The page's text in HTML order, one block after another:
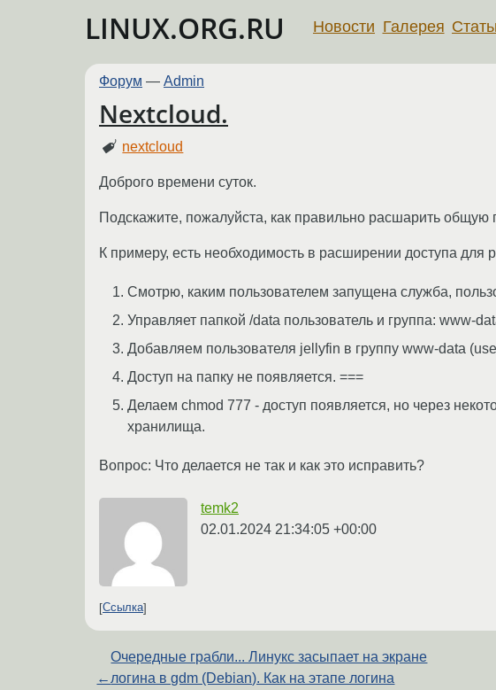
LINUX.ORG.RU Новости Галерея
Форум — Admin
Nextcloud.
nextcloud
Доброго времени суток.
Подскажите, пожалуйста, как правильно расшарить общую
К примеру, есть необходимость в расширении доступа для
Смотрю, каким пользователем запущена служба,
Управляет папкой /data пользователь и группа: www-
Добавляем пользователя jellyfin в группу www-data
Доступ на папку не появляется. ===
Делаем chmod 777 - доступ появляется, но через
хранилища.
Вопрос: Что делается не так и как это исправить?
temk2
02.01.2024 21:34:05 +00:00
Ссылка
←
Очередные грабли... Линукс засыпает на экране
логина в gdm (Debian). Как на этапе логина